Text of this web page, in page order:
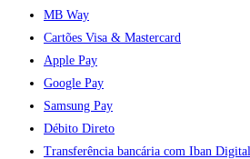
MB Way
Cartões Visa & Mastercard
Apple Pay
Google Pay
Samsung Pay
Débito Direto
Transferência bancária com Iban Digital